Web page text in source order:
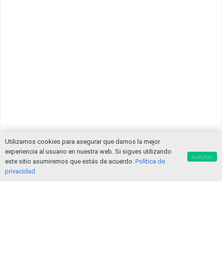
Utilizamos cookies para asegurar que damos la mejor
experiencia al usuario en nuestra web. Si sigues utilizando
este sitio asumiremos que estás de acuerdo. Política de
privacidad
Aceptar